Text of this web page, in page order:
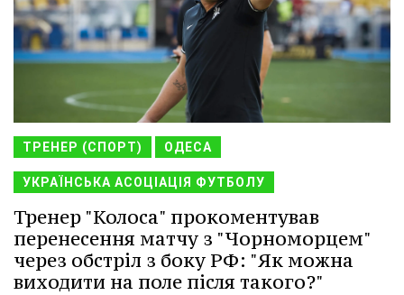
ТРЕНЕР (СПОРТ) ОДЕСА
УКРАЇНСЬКА АСОЦІАЦІЯ ФУТБОЛУ
Тренер "Колоса" прокоментував
перенесення матчу з "Чорноморцем"
через обстріл з боку РФ: "Як можна
виходити на поле після такого?"